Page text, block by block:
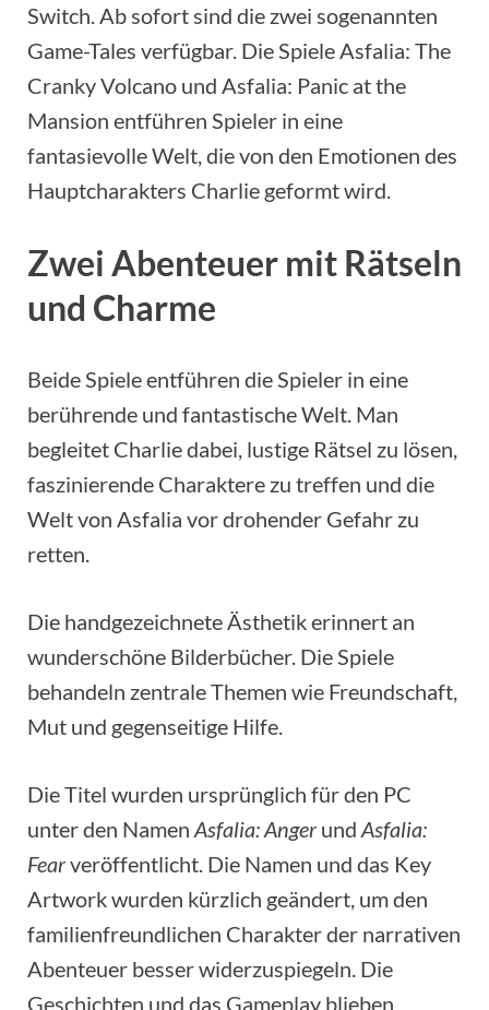
Switch. Ab sofort sind die zwei sogenannten
Game-Tales verfügbar. Die Spiele Asfalia: The
Cranky Volcano und Asfalia: Panic at the
Mansion entführen Spieler in eine
fantasievolle Welt, die von den Emotionen des
Hauptcharakters Charlie geformt wird.
Zwei Abenteuer mit Rätseln
und Charme
Beide Spiele entführen die Spieler in eine
berührende und fantastische Welt. Man
begleitet Charlie dabei, lustige Rätsel zu lösen,
faszinierende Charaktere zu treffen und die
Welt von Asfalia vor drohender Gefahr zu
retten.
Die handgezeichnete Ästhetik erinnert an
wunderschöne Bilderbücher. Die Spiele
behandeln zentrale Themen wie Freundschaft,
Mut und gegenseitige Hilfe.
Die Titel wurden ursprünglich für den PC
unter den Namen Asfalia: Angerund Asfalia:
Fearveröffentlicht. Die Namen und das Key
Artwork wurden kürzlich geändert, um den
familienfreundlichen Charakter der narrativen
Abenteuer besser widerzuspiegeln. Die
Geschichten und das Gameplay blieben